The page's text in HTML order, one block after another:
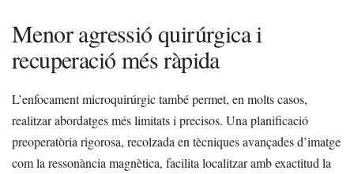
Menor agressió quirúrgica i
recuperació més ràpida
L’enfocament microquirúrgic també permet, en molts casos,
realitzar abordatges més limitats i precisos. Una planificació
preoperatòria rigorosa, recolzada en tècniques avançades d’imatge
com la ressonància magnètica, facilita localitzar amb exactitud la